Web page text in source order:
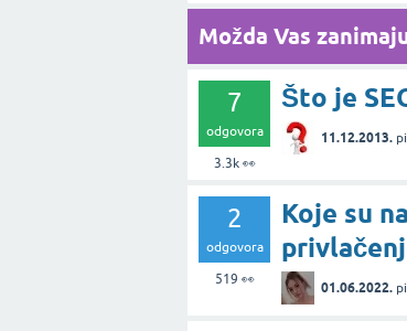
Možda Vas
7
odgovora
3.3k👀
Što je
11.12.2013.
2
odgovora
519 👀
Koje su
01.06.2022.